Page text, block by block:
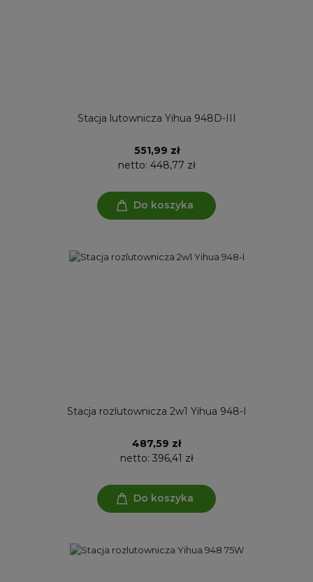
Stacja lutownicza Yihua 948D-III
551,99 zł
netto: 448,77 zł
Do koszyka
Stacja rozlutownicza 2w1 Yihua 948-I
487,59 zł
netto: 396,41 zł
Do koszyka